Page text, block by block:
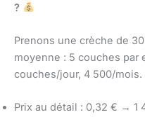
?
Prenons une crèche de
moyenne : 5 couches par
couches/jour, 4 500/mois.
Prix au détail : 0,32 € → 1